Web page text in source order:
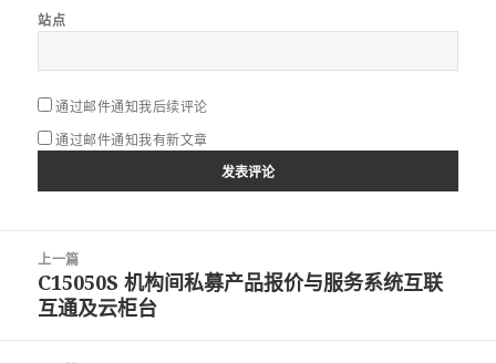
站点
通过邮件通知我后续评论
通过邮件通知我有新文章
上一篇
上
篇
C15050S 机构间私募产品报价与服务系统互联
互通及云柜台